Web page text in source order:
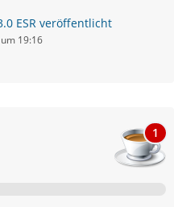
ESR veröffentlicht
19:16
1